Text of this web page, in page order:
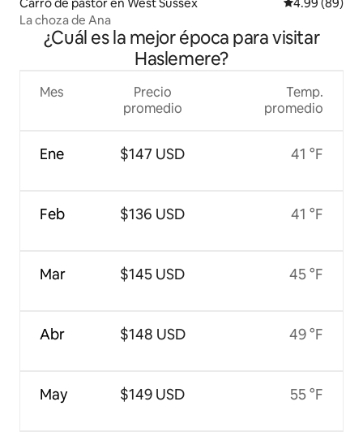
La choza de Ana
¿Cuál es la mejor época para visitar
Haslemere?
Mes
Ene
Feb
Mar
Abr
May
Precio
promedio
$147 USD
$136 USD
$145 USD
$148 USD
$149 USD
Temp.
promedio
41 °F
41 °F
45 °F
49 °F
55 °F